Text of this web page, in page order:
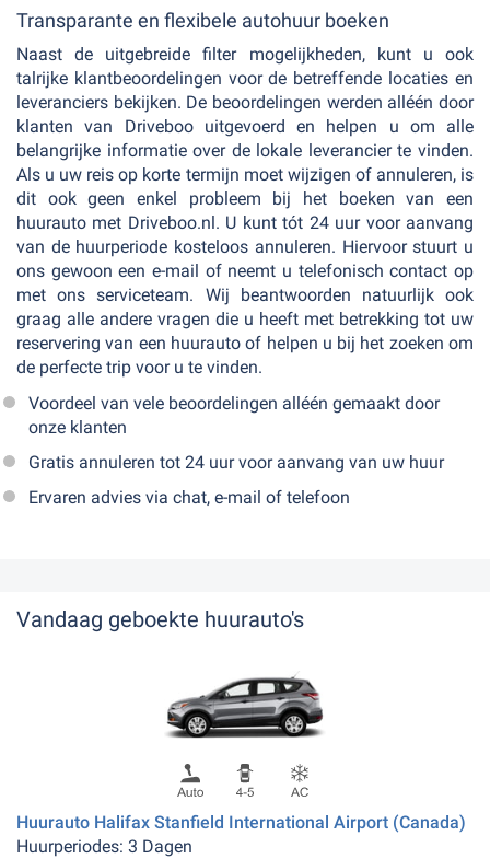
Transparante en flexibele autohuur boeken
Naast de uitgebreide filter mogelijkheden, kunt u ook
talrijke klantbeoordelingen voor de betreffende locaties en
leveranciers bekijken. De beoordelingen werden alléén door
klanten van Driveboo uitgevoerd en helpen u om alle
belangrijke informatie over de lokale leverancier te vinden.
Als u uw reis op korte termijn moet wijzigen of annuleren, is
dit ook geen enkel probleem bij het boeken van een
huurauto met Driveboo.nl. U kunt tót 24 uur voor aanvang
van de huurperiode kosteloos annuleren. Hiervoor stuurt u
ons gewoon een e-mail of neemt u telefonisch contact op
met ons serviceteam. Wij beantwoorden natuurlijk ook
graag alle andere vragen die u heeft met betrekking tot uw
reservering van een huurauto of helpen u bij het zoeken om
de perfecte trip voor u te vinden.
Voordeel van vele beoordelingen alléén gemaakt door
onze klanten
Gratis annuleren tot 24 uur voor aanvang van uw huur
Ervaren advies via chat, e-mail of telefoon
Vandaag geboekte huurauto's
Huurauto Halifax Stanfield International Airport (Canada)
Huurperiodes: 3 Dagen